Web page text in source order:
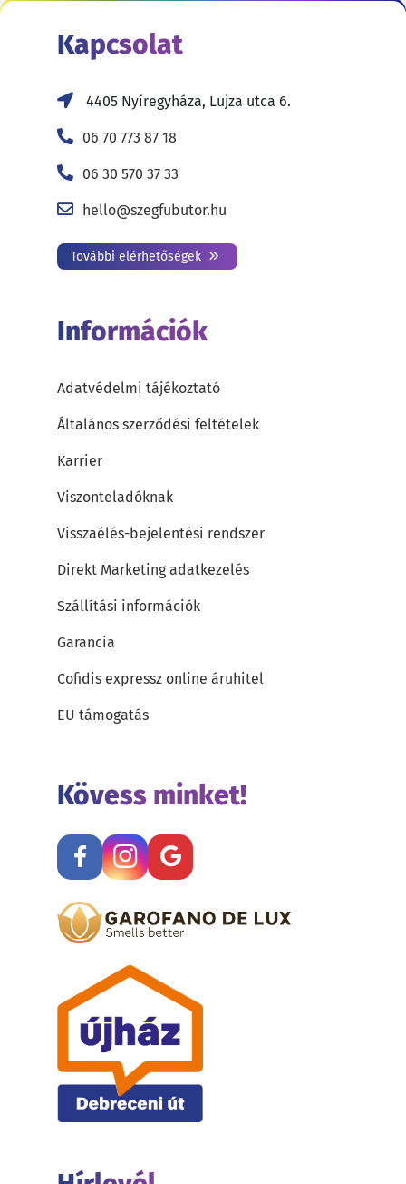
Kapcsolat
4405 Nyíregyháza, Lujza utca 6.
06 70 773 87 18
06 30 570 37 33
hello@szegfubutor.hu
További elérhetőségek
Információk
Adatvédelmi tájékoztató
Általános szerződési feltételek
Karrier
Viszonteladóknak
Visszaélés-bejelentési rendszer
Direkt Marketing adatkezelés
Szállítási információk
Garancia
Cofidis expressz online áruhitel
EU támogatás
Kövess minket!